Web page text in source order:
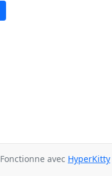
Fonctionne avec HyperKitty